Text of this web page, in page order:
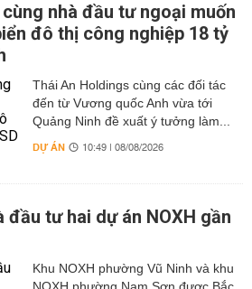
nhà đầu tư ngoại muốn
đô thị công nghiệp 18 tỷ
Thái An Holdings cùng các đối tác
đến từ Vương quốc Anh vừa tới
Quảng Ninh đề xuất ý tưởng làm...
DỰ ÁN 10:49 | 08/08/2026
đầu tư hai dự án NOXH gần
Khu NOXH phường Vũ Ninh và khu